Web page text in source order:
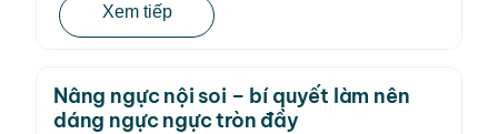
Xem tiếp
Nâng ngực nội soi – bí quyết làm nên
dáng ngực ngực tròn đầy